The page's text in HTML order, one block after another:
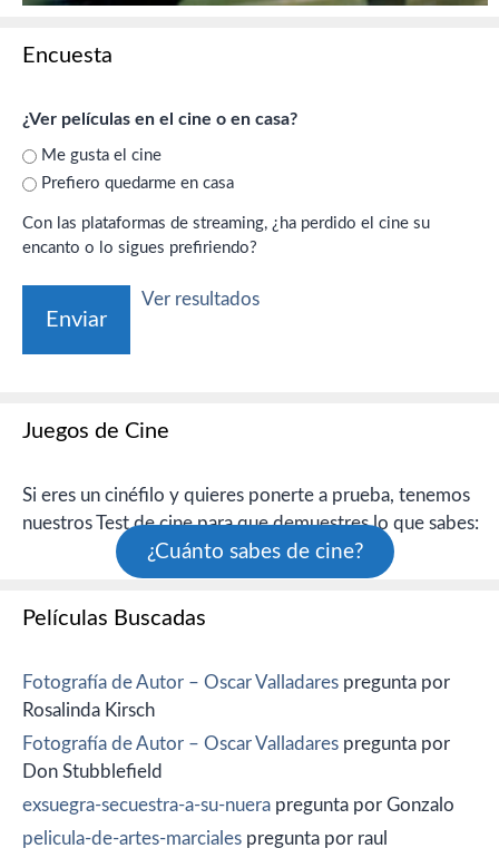
Encuesta
¿Ver películas en el cine o en casa?
Me gusta el cine
Prefiero quedarme en casa
Con las plataformas de streaming, ¿ha perdido el cine su
encanto o lo sigues prefiriendo?
Ver resultados
Juegos de Cine
Si eres un cinéfilo y quieres ponerte a prueba, tenemos
nuestros Test de cine para que demuestres lo que sabes:
¿Cuánto sabes de cine?
Películas Buscadas
Fotografía de Autor – Oscar Valladares pregunta por
Rosalinda Kirsch
Fotografía de Autor – Oscar Valladares pregunta por
Don Stubblefield
exsuegra-secuestra-a-su-nuera pregunta por Gonzalo
pelicula-de-artes-marciales pregunta por raul